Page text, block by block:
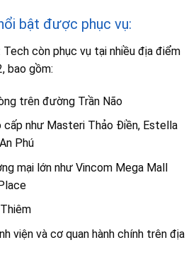
bật được phục vụ:
còn phục vụ tại nhiều địa điểm
bao gồm:
trên đường Trần Não
cấp như Masteri Thảo Điền, Estella
Phú
mại lớn như Vincom Mega Mall
viện và cơ quan hành chính trên địa